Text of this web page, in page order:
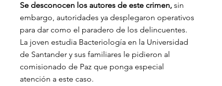
Se desconocen los autores de este crimen, sin
embargo, autoridades ya desplegaron operativos
para dar como el paradero de los delincuentes.
La joven estudia Bacteriología en la Universidad
de Santander y sus familiares le pidieron al
comisionado de Paz que ponga especial
atención a este caso.